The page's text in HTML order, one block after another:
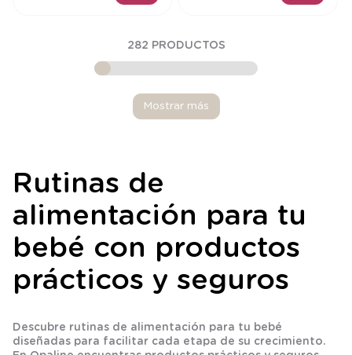
AÑADIR AL
AÑADIR AL
282 PRODUCTOS
Mostrar más
Rutinas de
alimentación para tu
bebé con productos
prácticos y seguros
Descubre rutinas de alimentación para tu bebé
diseñadas para facilitar cada etapa de su crecimiento.